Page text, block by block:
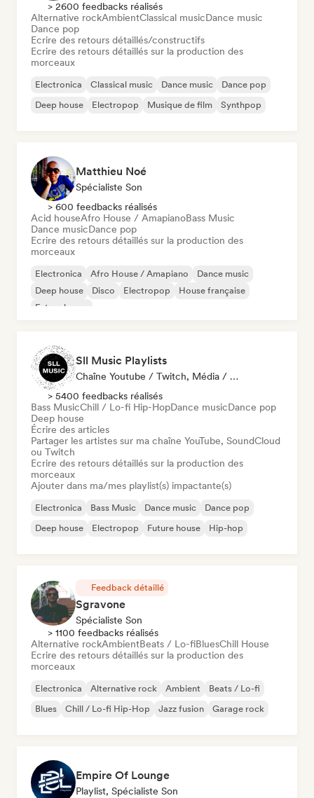
> 2600 feedbacks réalisés
Alternative rockAmbientClassical musicDance music
Dance pop
Ecrire des retours détaillés/constructifs
Ecrire des retours détaillés sur la production des
morceaux
Electronica Classical music Dance music
Dance pop
Deep house
Electropop Musique de film Synthpop
Matthieu Noé
Spécialiste Son
> 600 feedbacks réalisés
Acid houseAfro House / AmapianoBass Music
Dance musicDance pop
Ecrire des retours détaillés sur la production des
morceaux
Electronica Afro House / Amapiano
Dance music
Deep house
Disco Electropop
House française
Future house
Sll Music Playlists
Chaîne Youtube / Twitch, Média / Journaliste, Playlist, Spécialiste Son
> 5400 feedbacks réalisés
Bass MusicChill / Lo-fi Hip-HopDance musicDance pop
Deep house
Écrire des articles
Partager les artistes sur ma chaîne YouTube, SoundCloud
ou Twitch
Ecrire des retours détaillés sur la production des
morceaux
Ajouter dans ma/mes playlist(s) impactante(s)
Electronica Bass Music Dance music
Dance pop
Deep house
Electropop Future house Hip-hop
Feedback détaillé
Sgravone
Spécialiste Son
> 1100 feedbacks réalisés
Alternative rockAmbientBeats / Lo-fiBluesChill House
Ecrire des retours détaillés sur la production des
morceaux
Electronica Alternative rock Ambient
Beats / Lo-fi
Blues
Chill / Lo-fi Hip-Hop Jazz fusion Garage rock
Empire Of Lounge
Playlist, Spécialiste Son